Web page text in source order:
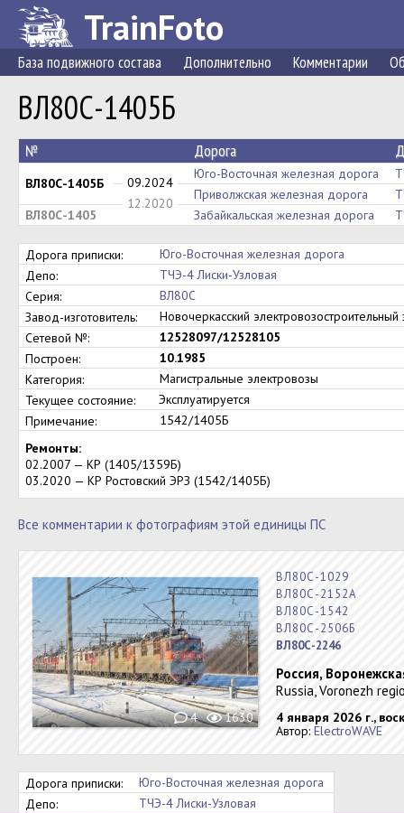
TrainFoto
База подвижного состава Дополнительно Комментарии
ВЛ80С-1405Б
№ Дорога
ВЛ80С-1405Б 09.2024
Юго-Восточная железная дорога
12.2020
Приволжская железная дорога
ВЛ80С-1405
Забайкальская железная дорога
Дорога приписки:
Юго-Восточная железная дорога
Депо:
ТЧЭ-4 Лиски-Узловая
Серия:
ВЛ80С
Завод-изготовитель:
Новочеркасский
Сетевой №:
12528097/12528105
Построен:
10.1985
Категория:
Магистральные электровозы
Текущее состояние:
Эксплуатируется
Примечание:
1542/1405Б
Ремонты:
02.2007 — КР (1405/1359Б)
03.2020 — КР Ростовский ЭРЗ (1542/1405Б)
Все комментарии к фотографиям этой единицы ПС
4 1630
ВЛ80С-1029
ВЛ80С-2152А
ВЛ80С-1542
ВЛ80С-2506Б
ВЛ80С-2246
Россия,
Russia, Voronezh
4 января 2026 г.,
Автор: ElectroWAVE
Дорога приписки:
Юго-Восточная железная дорога
Депо:
ТЧЭ-4 Лиски-Узловая